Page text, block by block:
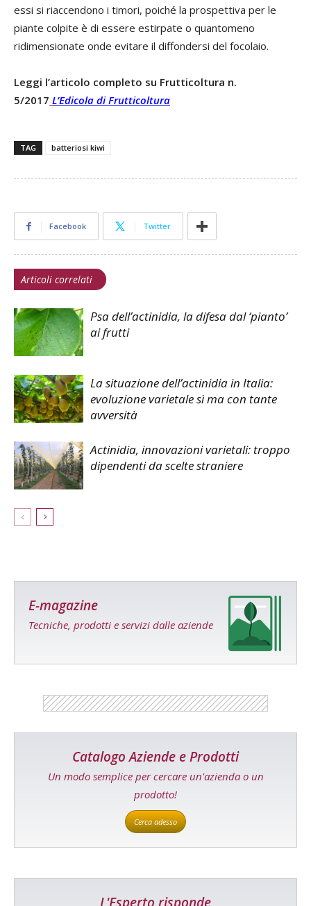
essi si riaccendono i timori, poiché la prospettiva per le
piante colpite è di essere estirpate o quantomeno
ridimensionate onde evitare il diffondersi del focolaio.
Leggi l’articolo completo su Frutticoltura n.
5/2017 L’Edicola di Frutticoltura
TAG batteriosi kiwi
Facebook Twitter
Articoli correlati
Psa dell’actinidia, la difesa dal ‘pianto’
ai frutti
La situazione dell’actinidia in Italia:
evoluzione varietale sì ma con tante
avversità
Actinidia, innovazioni varietali: troppo
dipendenti da scelte straniere
E-magazine
Tecniche, prodotti e servizi dalle aziende
Catalogo Aziende e Prodotti
Un modo semplice per cercare un'azienda o un
prodotto!
Cerca adesso